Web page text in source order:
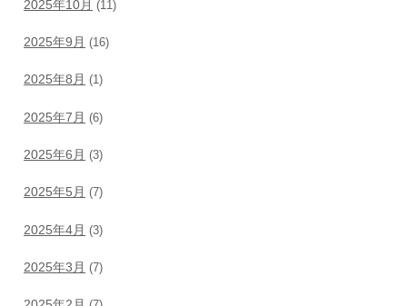
2025年10月 (11)
2025年9月 (16)
2025年8月 (1)
2025年7月 (6)
2025年6月 (3)
2025年5月 (7)
2025年4月 (3)
2025年3月 (7)